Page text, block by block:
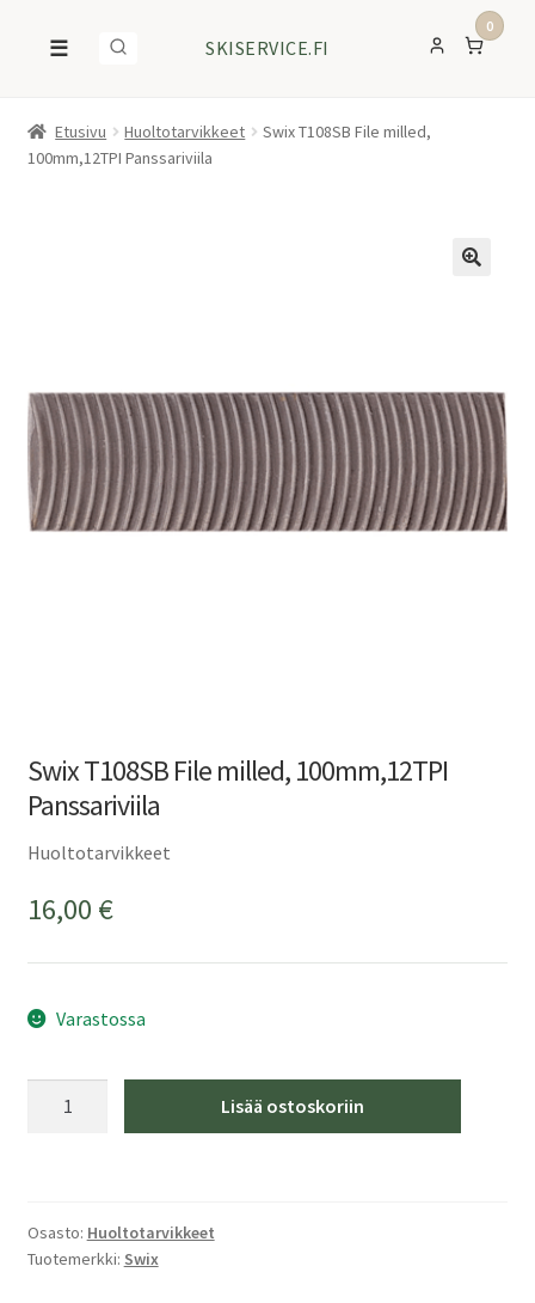
☰ SKISERVICE.FI
0
Etusivu Huoltotarvikkeet
Swix T108SB File milled,
100mm,12TPI Panssariviila
Swix T108SB File milled, 100mm,12TPI
Panssariviila
Huoltotarvikkeet
16,00 €
Varastossa
Panssariviila
määrä
Lisää ostoskoriin
Osasto: Huoltotarvikkeet
Tuotemerkki: Swix